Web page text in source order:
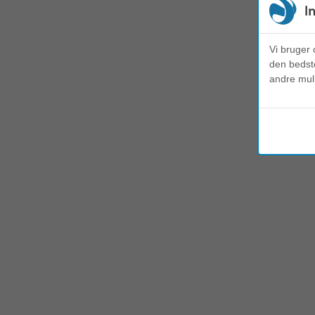
Vi bruger
den
andre